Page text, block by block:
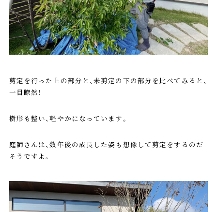
剪定を行った上の部分と、未剪定の下の部分を比べてみると、
一目瞭然！
樹形も整い、軽やかになっています。
庭師さんは、数年後の成長した姿も想像して剪定をするのだ
そうですよ。